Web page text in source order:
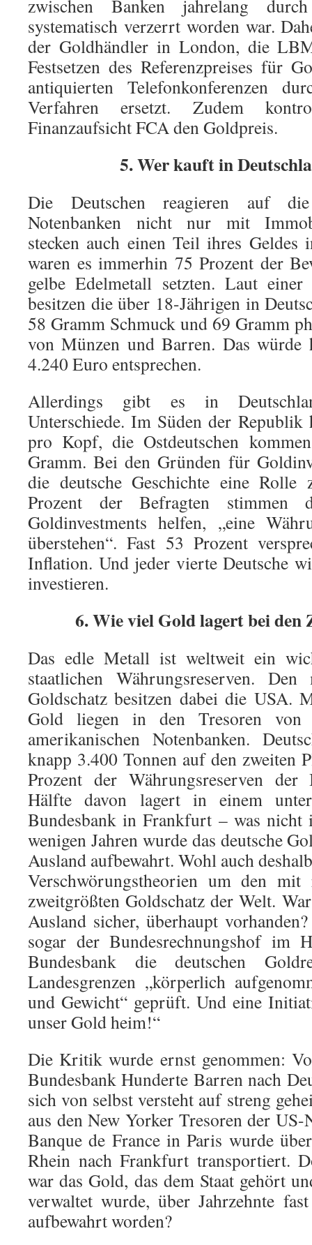
zwischen Banken jahrelang
systematisch verzerrt worden war.
der Goldhändler in London, die
Festsetzen des Referenzpreises für
antiquierten Telefonkonferenzen
Verfahren ersetzt. Zudem
Finanzaufsicht FCA den Goldpreis.
5. Wer kauft in
Die Deutschen reagieren auf
Notenbanken nicht nur mit
stecken auch einen Teil ihres
waren es immerhin 75 Prozent der
gelbe Edelmetall setzten. Laut einer
besitzen die über 18-Jährigen in
58 Gramm Schmuck und 69 Gramm
von Münzen und Barren. Das würde
4.240 Euro entsprechen.
Allerdings gibt es in
Unterschiede. Im Süden der
pro Kopf, die Ostdeutschen
Gramm. Bei den Gründen für
die deutsche Geschichte eine
Prozent der Befragten stimmen
Goldinvestments helfen, „eine
überstehen“. Fast 53 Prozent
Inflation. Und jeder vierte Deutsche
investieren.
6. Wie viel Gold lagert bei den
Das edle Metall ist weltweit ein
staatlichen Währungsreserven.
Goldschatz besitzen dabei die USA.
Gold liegen in den Tresoren
amerikanischen Notenbanken.
knapp 3.400 Tonnen auf den zweiten
Prozent der Währungsreserven der
Hälfte davon lagert in einem
Bundesbank in Frankfurt – was
wenigen Jahren wurde das deutsche
Ausland aufbewahrt. Wohl auch
Verschwörungstheorien um den
zweitgrößten Goldschatz der Welt.
Ausland sicher, überhaupt
sogar der Bundesrechnungshof im
Bundesbank die deutschen
Landesgrenzen „körperlich
und Gewicht“ geprüft. Und eine
unser Gold heim!“
Die Kritik wurde ernst genommen:
Bundesbank Hunderte Barren nach
sich von selbst versteht auf streng
aus den New Yorker Tresoren der
Banque de France in Paris wurde
Rhein nach Frankfurt transportiert.
war das Gold, das dem Staat gehört
verwaltet wurde, über Jahrzehnte
aufbewahrt worden?